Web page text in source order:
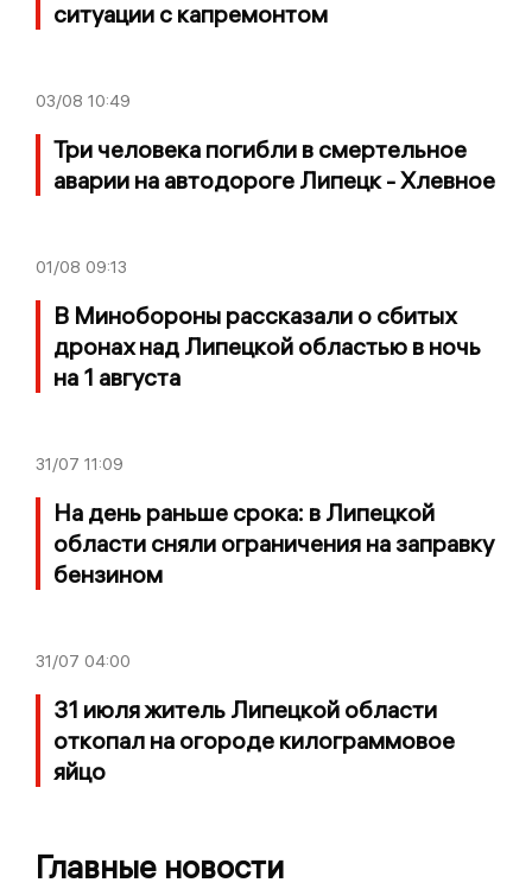
ситуации с капремонтом
03/08 10:49
Три человека погибли в смертельное
аварии на автодороге Липецк - Хлевное
01/08 09:13
В Минобороны рассказали о сбитых
дронах над Липецкой областью в ночь
на 1 августа
31/07 11:09
На день раньше срока: в Липецкой
области сняли ограничения на заправку
бензином
31/07 04:00
31 июля житель Липецкой области
откопал на огороде килограммовое
яйцо
Главные новости